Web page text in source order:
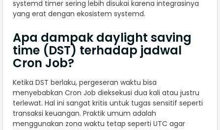
systemd timer sering lebih disukai karena integrasinya
yang erat dengan ekosistem systemd.
Apa dampak daylight saving
time (DST) terhadap jadwal
Cron Job?
Ketika DST berlaku, pergeseran waktu bisa
menyebabkan Cron Job dieksekusi dua kali atau justru
terlewat. Hal ini sangat kritis untuk tugas sensitif seperti
transaksi keuangan. Praktik umum adalah
menggunakan zona waktu tetap seperti UTC agar